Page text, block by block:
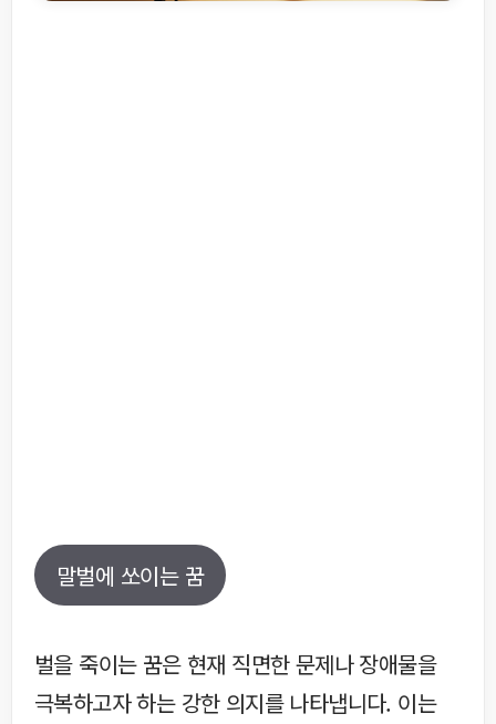
말벌에 쏘이는 꿈
벌을 죽이는 꿈은 현재 직면한 문제나 장애물을
극복하고자 하는 강한 의지를 나타냅니다. 이는